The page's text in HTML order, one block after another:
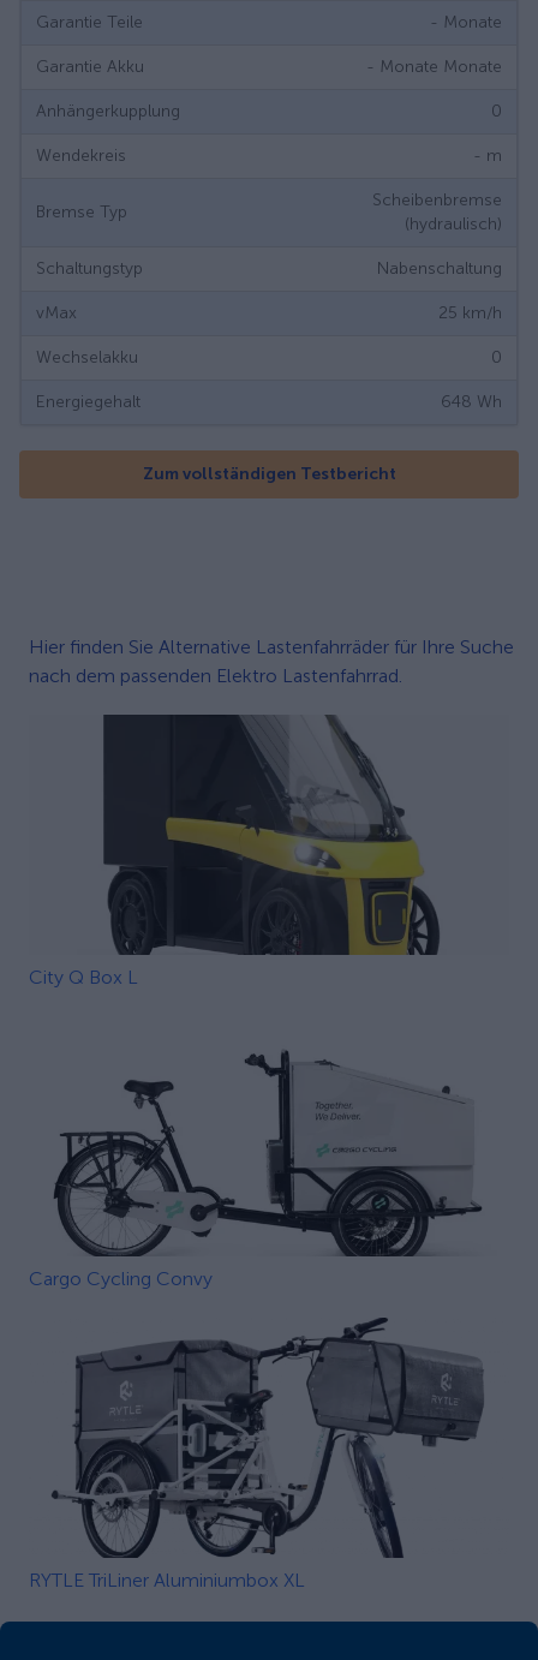
Garantie Teile - Monate
Garantie Akku - Monate Monate
Anhängerkupplung 0
Wendekreis - m
Bremse Typ
Scheibenbremse
(hydraulisch)
Schaltungstyp Nabenschaltung
vMax 25 km/h
Wechselakku 0
Energiegehalt 648 Wh
Zum vollständigen Testbericht
Hier finden Sie Alternative Lastenfahrräder für Ihre Suche
nach dem passenden Elektro Lastenfahrrad.
City Q Box L
Cargo Cycling Convy
RYTLE TriLiner Aluminiumbox XL